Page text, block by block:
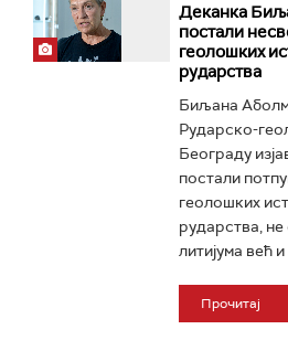
Деканка
постали
геолошких
рударства
Биљана
Рударско-
Београду
постали
геолошких
рударства,
литијума већ
Прочитај